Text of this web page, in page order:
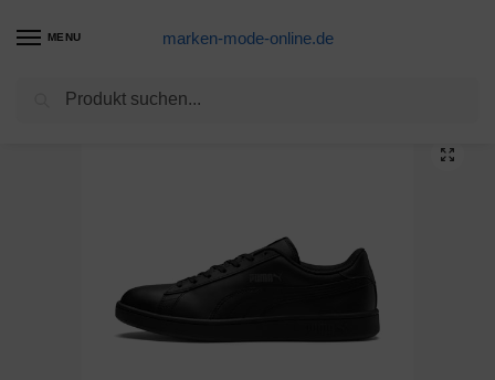
MENU marken-mode-online.de
Sneaker-Produkte / Axcone Damen Herren Sneaker Laufschuhe Air Sportschuhe Kletterschuhe Turnschuhe Running Fitness Sneaker Outdoors Straßenlaufschuhe Sports 833 BK 38EU